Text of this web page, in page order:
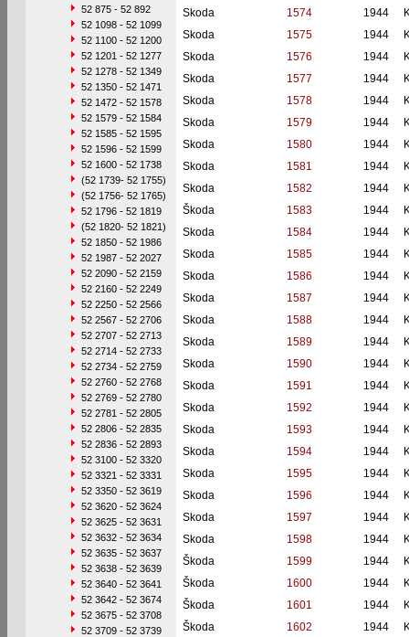
52 875 - 52 892
52 1098 - 52 1099
52 1100 - 52 1200
52 1201 - 52 1277
52 1278 - 52 1349
52 1350 - 52 1471
52 1472 - 52 1578
52 1579 - 52 1584
52 1585 - 52 1595
52 1596 - 52 1599
52 1600 - 52 1738
(52 1739- 52 1755)
(52 1756- 52 1765)
52 1796 - 52 1819
(52 1820- 52 1821)
52 1850 - 52 1986
52 1987 - 52 2027
52 2090 - 52 2159
52 2160 - 52 2249
52 2250 - 52 2566
52 2567 - 52 2706
52 2707 - 52 2713
52 2714 - 52 2733
52 2734 - 52 2759
52 2760 - 52 2768
52 2769 - 52 2780
52 2781 - 52 2805
52 2806 - 52 2835
52 2836 - 52 2893
52 3100 - 52 3320
52 3321 - 52 3331
52 3350 - 52 3619
52 3620 - 52 3624
52 3625 - 52 3631
52 3632 - 52 3634
52 3635 - 52 3637
52 3638 - 52 3639
52 3640 - 52 3641
52 3642 - 52 3674
52 3675 - 52 3708
52 3709 - 52 3739
Skoda
1574 1944
Skoda
1575 1944
Skoda
1576 1944
Skoda
1577 1944
Skoda
1578 1944
Skoda
1579 1944
Skoda
1580 1944
Skoda
1581 1944
Skoda
1582 1944
Škoda
1583 1944
Skoda
1584 1944
Skoda
1585 1944
Skoda
1586 1944
Skoda
1587 1944
Skoda
1588 1944
Skoda
1589 1944
Skoda
1590 1944
Skoda
1591 1944
Skoda
1592 1944
Skoda
1593 1944
Skoda
1594 1944
Skoda
1595 1944
Skoda
1596 1944
Skoda
1597 1944
Skoda
1598 1944
Škoda
1599 1944
Škoda
1600 1944
Škoda
1601 1944
Škoda
1602 1944